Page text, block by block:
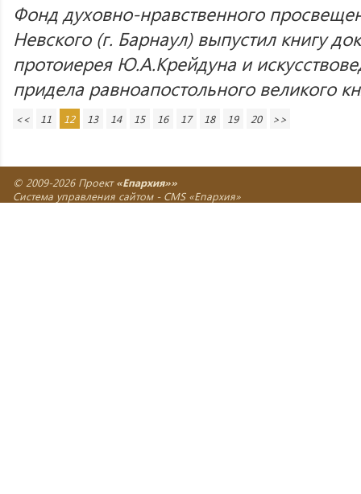
Фонд духовно-нравственного
Невского (г. Барнаул) выпустил книгу
протоиерея Ю.А.Крейдуна и
придела равноапостольного великого
<< 11 12 13 14 15 16 17 18 19 20 >>
© 2009-2026 Проект«Епархия»»
Система управления сайтом - CMS «Епархия»